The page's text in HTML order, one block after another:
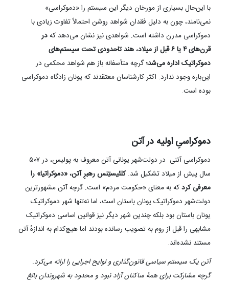
با این‌حال بسیاری از مورخان دیگر این سیستم را «دموکراسی»
نمی‌نامند، چون به دلیل فقدان شواهد روشن احتمالاً تفاوت زیادی با
دموکراسی مدرن داشته است. شواهدی نیز نشان می‌دهد کهدر
قرن‌های ۴ یا ۶ قبل از میلاد، هند تاحدودی تحت سیستم‌های
دموکراتیک اداره می‌شد؛گرچه متأسفانه باز هم شواهد محکمی در
این‌باره وجود ندارد. اکثر کارشناسان معتقدند که یونان زادگاه دموکراسی
بوده است.
دموکراسیِ اولیه در آتن
دموکراسی آتنی در دولت‌شهر یونانی آتن معروف به پولیس، در ۵۰۷
سال پیش از میلاد تشکیل شد.کلئیستِنس رهبرِ آتن، «دموکراتیا» را
معرفی کردکه به معنای «حکومت مردم» است. گرچه آتن مشهورترین
دولت‌شهر دموکراتیک یونان باستان است، اما نه‌تنها شهر دموکراتیک
یونان باستان بود بلکه چندین شهر دیگر نیز قوانین اساسی دموکراتیک
مشابهی را قبل از روم به تصویب رسانده بودند اما هیچ‌کدام به اندازهٔ آتن
مستند نشده‌اند.
آتن یک سیستم سیاسی قانون‌گذاری و لوایح اجرایی را ارائه می‌کرد.
گرچه مشارکت برای همهٔ ساکنان آزاد نبود و محدود به شهروندان بالغ